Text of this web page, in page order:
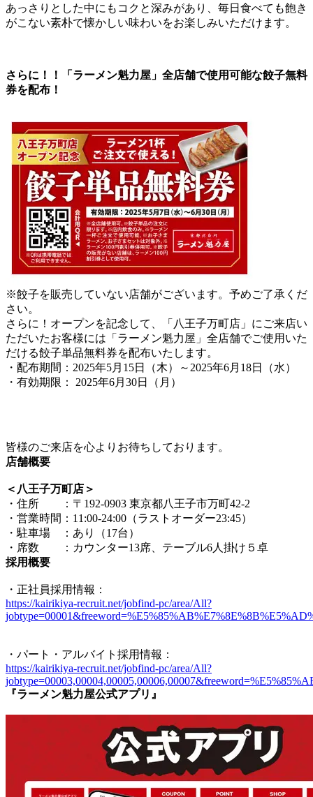
あっさりとした中にもコクと深みがあり、毎日食べても飽き
がこない素朴で懐かしい味わいをお楽しみいただけます。
さらに！！「ラーメン魁力屋」全店舗で使用可能な餃子無料
券を配布！
※餃子を販売していない店舗がございます。予めご了承くだ
さい。
さらに！オープンを記念して、「八王子万町店」にご来店い
ただいたお客様には「ラーメン魁力屋」全店舗でご使用いた
だける餃子単品無料券を配布いたします。
・配布期間：2025年5月15日（木）～2025年6月18日（水）
・有効期限： 2025年6月30日（月）
皆様のご来店を心よりお待ちしております。
店舗概要
＜八王子万町店＞
・住所 ：〒192-0903 東京都八王子市万町42-2
・営業時間：11:00-24:00（ラストオーダー23:45）
・駐車場 ：あり（17台）
・席数 ：カウンター13席、テーブル6人掛け５卓
採用概要
・正社員採用情報：
https://kairikiya-recruit.net/jobfind-pc/area/All?
・パート・アルバイト採用情報：
https://kairikiya-recruit.net/jobfind-pc/area/All?
『ラーメン魁力屋公式アプリ』